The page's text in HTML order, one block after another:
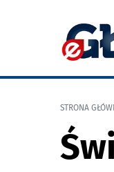
STRONA